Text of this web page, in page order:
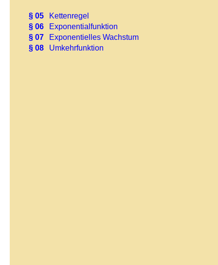
§ 05
Kettenregel
§ 06
Exponentialfunktion
§ 07
Exponentielles Wachstum
§ 08
Umkehrfunktion